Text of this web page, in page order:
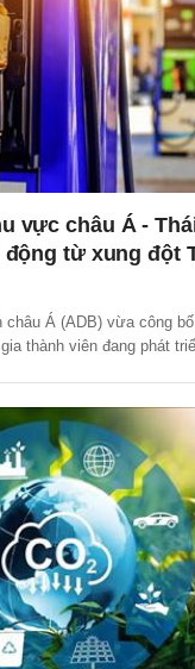
vực châu Á -
động từ xung đột
châu Á (ADB) vừa công
thành viên đang phát